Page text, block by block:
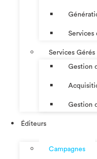
Services
Services Gérés
Gestion
Gestion
Éditeurs
Campagnes